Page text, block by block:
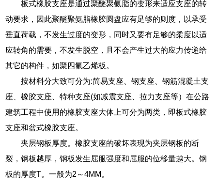
板式橡胶支座是通过聚醚聚氨脂的变形来适应支座的转
动要求，因此聚醚聚氨脂橡胶圆盘应有足够的则度，以承受
垂直荷载，不发生过度的变形，同时又要有足够的柔度以适
应转角的需要，不发生脱空，且不会产生过大的应力传递给
其它的构件，如聚四氟乙烯板。
按材料分大致可分为:简易支座、钢支座、钢筋混凝土支
座、橡胶支座、特种支座(如减震支座、拉力支座等）在公路
建筑工程中使用的橡胶支座大体上可分为两类，即板式橡胶
支座和盆式橡胶支座。
夹层钢板厚度。橡胶支座的破坏表现为夹层钢板的断
裂，钢板越厚，钢板发生屈服强度和屈服的位移量越大。钢
板的厚度T。一般为2～4MM。